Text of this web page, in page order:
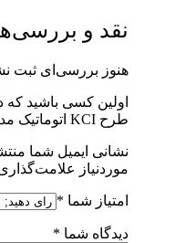
نقد و
هنوز بررسی‌ای ثبت
اولین کسی باشید که
طرح KCI اتوماتیک مدل AA15”
نشانی ایمیل شما
موردنیاز
امتیاز شما *
دیدگاه شما *